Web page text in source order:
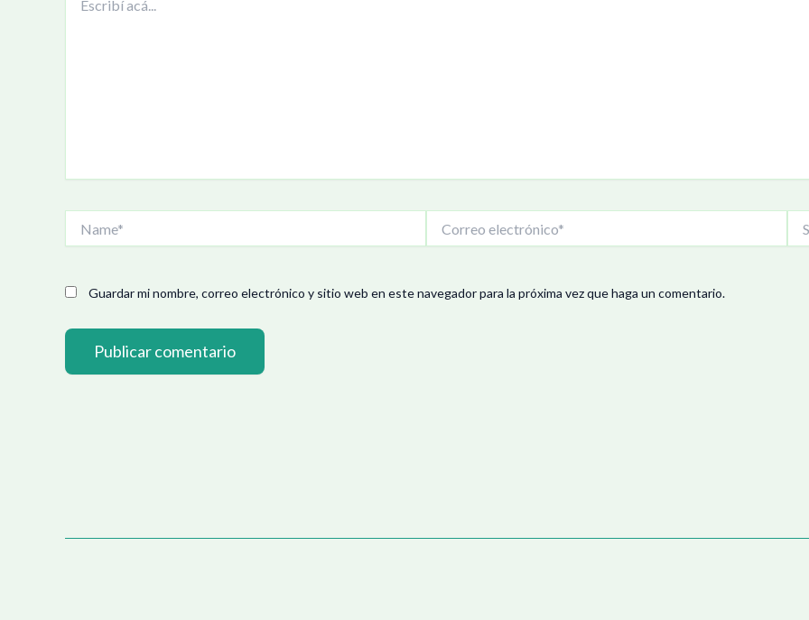
acá...
electrónico*
Guardar mi nombre, correo electrónico y sitio web en este navegador para la próxima vez que haga un comentario.